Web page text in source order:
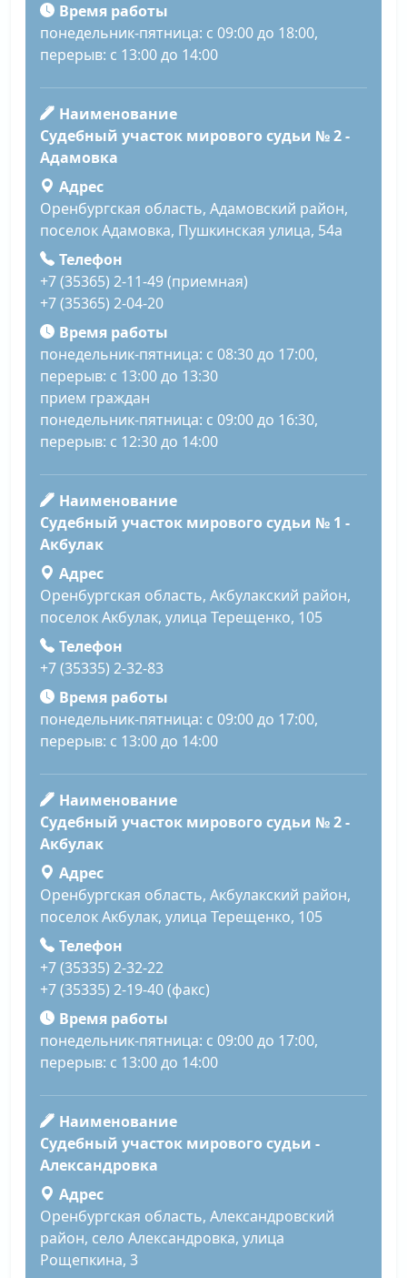
Время работы
понедельник-пятница: с 09:00 до 18:00,
перерыв: с 13:00 до 14:00
Наименование
Судебный участок мирового судьи № 2 -
Адамовка
Адрес
Оренбургская область, Адамовский район,
поселок Адамовка, Пушкинская улица, 54а
Телефон
+7 (35365) 2-11-49 (приемная)
+7 (35365) 2-04-20
Время работы
понедельник-пятница: с 08:30 до 17:00,
перерыв: с 13:00 до 13:30
прием граждан
понедельник-пятница: с 09:00 до 16:30,
перерыв: с 12:30 до 14:00
Наименование
Судебный участок мирового судьи № 1 -
Акбулак
Адрес
Оренбургская область, Акбулакский район,
поселок Акбулак, улица Терещенко, 105
Телефон
+7 (35335) 2-32-83
Время работы
понедельник-пятница: с 09:00 до 17:00,
перерыв: с 13:00 до 14:00
Наименование
Судебный участок мирового судьи № 2 -
Акбулак
Адрес
Оренбургская область, Акбулакский район,
поселок Акбулак, улица Терещенко, 105
Телефон
+7 (35335) 2-32-22
+7 (35335) 2-19-40 (факс)
Время работы
понедельник-пятница: с 09:00 до 17:00,
перерыв: с 13:00 до 14:00
Наименование
Судебный участок мирового судьи -
Александровка
Адрес
Оренбургская область, Александровский
район, село Александровка, улица
Рощепкина, 3